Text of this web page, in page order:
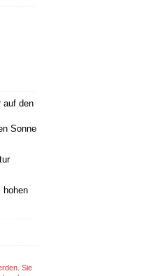
auf den
Sonne
hohen
Sie